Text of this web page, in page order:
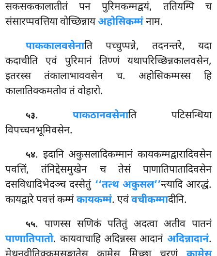
सकसककालातीतं पन पुरिमकम्मद्वयं, ततियम्पि च
संसारप्पवत्तिया वोच्छिन्नायअहोसिकम्मंनाम.
पाककालवसेनाति पच्चुप्पन्ने, तदनन्तरे, यदा
कदाचीति एवं पुरिमानं तिण्णं यथापरिच्छिन्नकालवसेन,
इतरस्स तंकालाभाववसेन च. अहोसिकम्मस्स हि
कालातिक्कमतोव तं वोहारो.
५३.पाकठानवसेनाति पटिसन्धिया
विपच्चनभूमिवसेन.
५४. इदानि अकुसलादिकम्मानं कायकम्मद्वारादिवसेन
पवत्तिं, तंनिद्देसमुखेन च तेसं पाणातिपातादिवसेन
दसविधादिभेदञ्च दस्सेतुं ‘‘तत्थ अकुसल’’न्त्यादि आरद्धं.
कायद्वारे पवत्तं कम्मंकायकम्मं. एवंवचीकम्मादीनि.
५५. पाणस्स सणिकं पतितुं अदत्वा अतीव पातनं
पाणातिपातो. कायवाचाहि अदिन्नस्स आदानं अदिन्नादानं.